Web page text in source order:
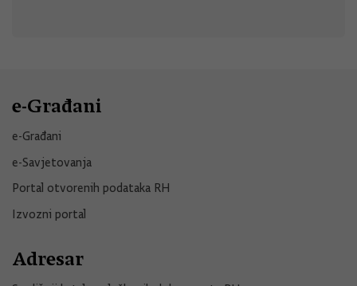
e-Građani
e-Građani
e-Savjetovanja
Portal otvorenih podataka RH
Izvozni portal
Adresar